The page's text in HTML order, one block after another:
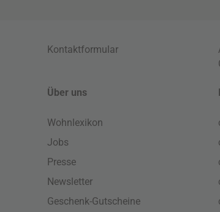
Kontaktformular
Über uns
Wohnlexikon
Jobs
Presse
Newsletter
Geschenk-Gutscheine